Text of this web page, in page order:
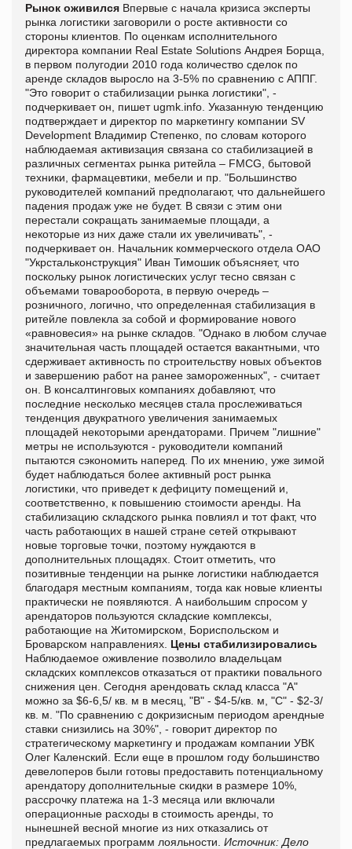
Рынок оживился Впервые с начала кризиса эксперты
рынка логистики заговорили о росте активности со
стороны клиентов. По оценкам исполнительного
директора компании Real Estate Solutions Андрея Борща,
в первом полугодии 2010 года количество сделок по
аренде складов выросло на 3-5% по сравнению с АППГ.
"Это говорит о стабилизации рынка логистики", -
подчеркивает он, пишет ugmk.info. Указанную тенденцию
подтверждает и директор по маркетингу компании SV
Development Владимир Степенко, по словам которого
наблюдаемая активизация связана со стабилизацией в
различных сегментах рынка ритейла – FMCG, бытовой
техники, фармацевтики, мебели и пр. "Большинство
руководителей компаний предполагают, что дальнейшего
падения продаж уже не будет. В связи с этим они
перестали сокращать занимаемые площади, а
некоторые из них даже стали их увеличивать", -
подчеркивает он. Начальник коммерческого отдела ОАО
"Укрстальконструкция" Иван Тимошик объясняет, что
поскольку рынок логистических услуг тесно связан с
объемами товарооборота, в первую очередь –
розничного, логично, что определенная стабилизация в
ритейле повлекла за собой и формирование нового
«равновесия» на рынке складов. "Однако в любом случае
значительная часть площадей остается вакантными, что
сдерживает активность по строительству новых объектов
и завершению работ на ранее замороженных", - считает
он. В консалтинговых компаниях добавляют, что
последние несколько месяцев стала прослеживаться
тенденция двукратного увеличения занимаемых
площадей некоторыми арендаторами. Причем "лишние"
метры не используются - руководители компаний
пытаются сэкономить наперед. По их мнению, уже зимой
будет наблюдаться более активный рост рынка
логистики, что приведет к дефициту помещений и,
соответственно, к повышению стоимости аренды. На
стабилизацию складского рынка повлиял и тот факт, что
часть работающих в нашей стране сетей открывают
новые торговые точки, поэтому нуждаются в
дополнительных площадях. Стоит отметить, что
позитивные тенденции на рынке логистики наблюдается
благодаря местным компаниям, тогда как новые клиенты
практически не появляются. А наибольшим спросом у
арендаторов пользуются складские комплексы,
работающие на Житомирском, Бориспольском и
Броварском направлениях. Цены стабилизировались
Наблюдаемое оживление позволило владельцам
складских комплексов отказаться от практики повального
снижения цен. Сегодня арендовать склад класса "А"
можно за $6-6,5/ кв. м в месяц, "В" - $4-5/кв. м, "С" - $2-3/
кв. м. "По сравнению с докризисным периодом арендные
ставки снизились на 30%", - говорит директор по
стратегическому маркетингу и продажам компании УВК
Олег Каленский. Если еще в прошлом году большинство
девелоперов были готовы предоставить потенциальному
арендатору дополнительные скидки в размере 10%,
рассрочку платежа на 1-3 месяца или включали
операционные расходы в стоимость аренды, то
нынешней весной многие из них отказались от
предлагаемых программ лояльности. Источник: Дело